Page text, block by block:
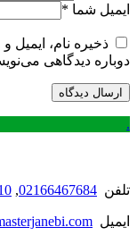
ایمیل شما *
ذخیره نام،
دوباره دیدگاهی
.
تلفن 02166467684
,
ایمیل